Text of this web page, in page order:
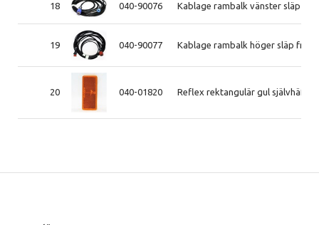
18 040-90076 Kablage rambalk vänster släp
19 040-90077 Kablage rambalk höger släp från
20 040-01820 Reflex rektangulär gul självhäft